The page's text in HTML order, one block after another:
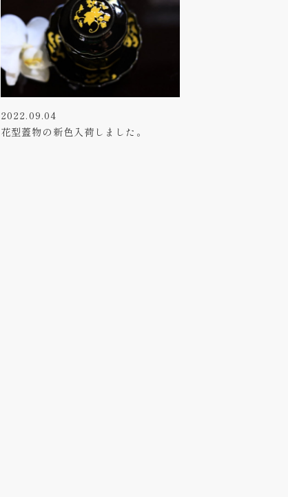
2022.09.04
花型蓋物の新色入荷しました。